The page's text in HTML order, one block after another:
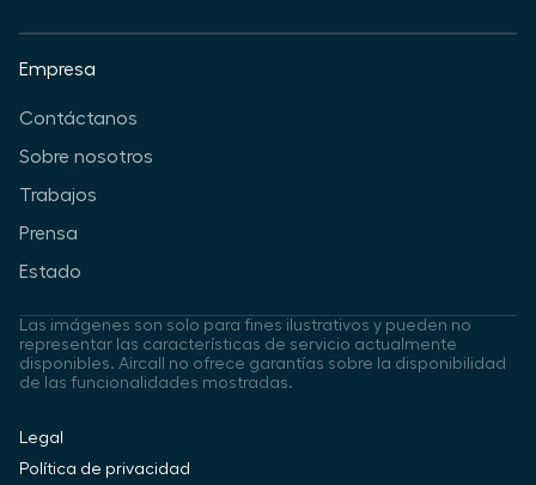
Empresa
Contáctanos
Sobre nosotros
Trabajos
Prensa
Estado
Las imágenes son solo para fines ilustrativos y pueden no
representar las características de servicio actualmente
disponibles. Aircall no ofrece garantías sobre la disponibilidad
de las funcionalidades mostradas.
Legal
Política de privacidad